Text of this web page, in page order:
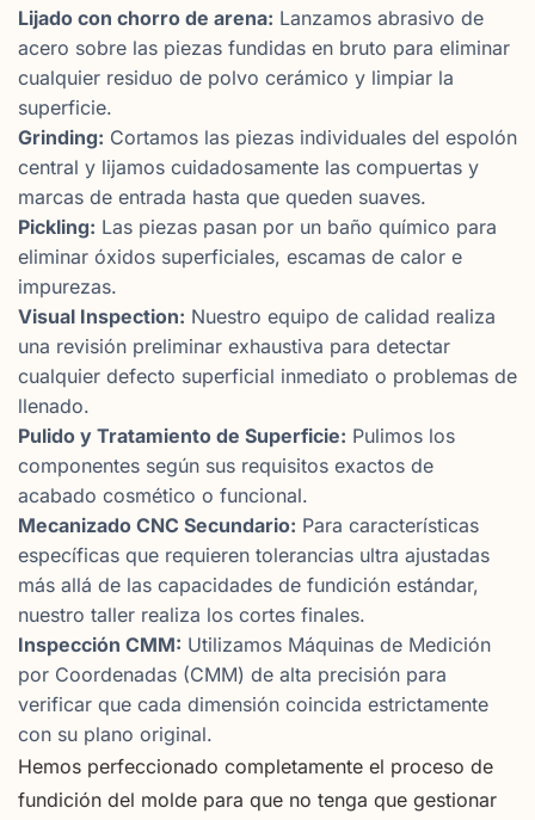
Lijado con chorro de arena: Lanzamos abrasivo de
acero sobre las piezas fundidas en bruto para eliminar
cualquier residuo de polvo cerámico y limpiar la
superficie.
Grinding: Cortamos las piezas individuales del espolón
central y lijamos cuidadosamente las compuertas y
marcas de entrada hasta que queden suaves.
Pickling: Las piezas pasan por un baño químico para
eliminar óxidos superficiales, escamas de calor e
impurezas.
Visual Inspection: Nuestro equipo de calidad realiza
una revisión preliminar exhaustiva para detectar
cualquier defecto superficial inmediato o problemas de
llenado.
Pulido y Tratamiento de Superficie: Pulimos los
componentes según sus requisitos exactos de
acabado cosmético o funcional.
Mecanizado CNC Secundario: Para características
específicas que requieren tolerancias ultra ajustadas
más allá de las capacidades de fundición estándar,
nuestro taller realiza los cortes finales.
Inspección CMM: Utilizamos Máquinas de Medición
por Coordenadas (CMM) de alta precisión para
verificar que cada dimensión coincida estrictamente
con su plano original.
Hemos perfeccionado completamente el proceso de
fundición del molde para que no tenga que gestionar